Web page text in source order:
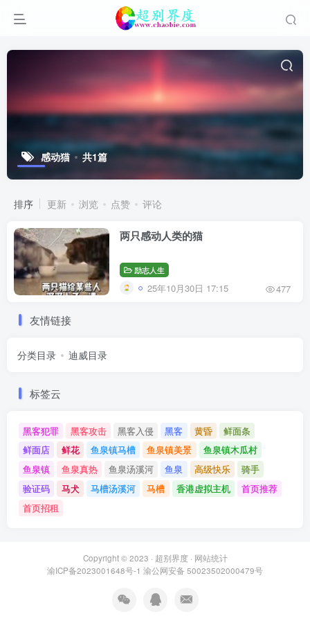
感动猫 共1篇
排序 更新 浏览 点赞 评论
两只感动人类的猫
励志人生
25年10月30日 17:15 477
友情链接
分类目录 迪威目录
标签云
黑客犯罪 黑客攻击 黑客入侵 黑客 黄昏
鲜面条
鲜面店
鲜花 鱼泉镇马槽 鱼泉镇美景
鱼泉镇木瓜村
鱼泉镇
鱼泉真热 鱼泉汤溪河 鱼泉 高级快乐
骑手
验证码
马犬 马槽汤溪河 马槽 香港虚拟主机
首页推荐
首页招租
Copyright © 2023 · 超别界度· 网站统计
渝ICP备2023001648号-1 渝公网安备 50023502000479号